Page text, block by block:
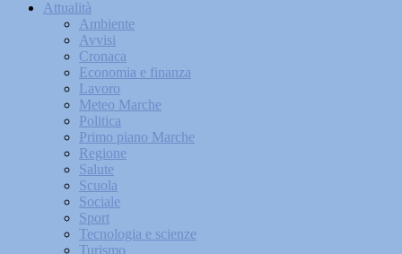
Attualità
Ambiente
Avvisi
Cronaca
Economia e finanza
Lavoro
Meteo Marche
Politica
Primo piano Marche
Regione
Salute
Scuola
Sociale
Sport
Tecnologia e scienze
Turismo